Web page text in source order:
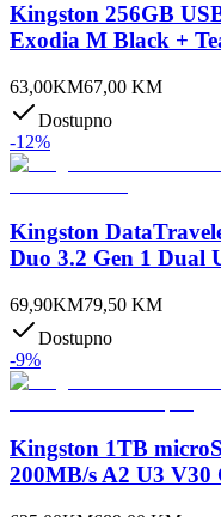
Kingston 256GB
Exodia M Black +
63,00KM67,00 KM
Dostupno
-12%
Kingston
Duo 3.2 Gen 1 Dual
69,90KM79,50 KM
Dostupno
-9%
Kingston 1TB
200MB/s A2 U3